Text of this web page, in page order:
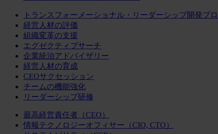
トランスフォーメーショナル・リーダーシップ開発プ
経営人材の評価
組織変革の支援
エグゼクティブサーチ
企業統治アドバイザリー
経営人材の育成
CEOサクセッション
チームの機能強化
リーダーシップ研修
最高経営責任者（CEO）
情報テクノロジーオフィサー（CIO, CTO）